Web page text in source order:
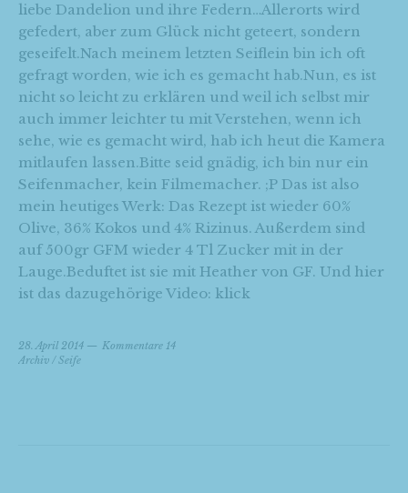
liebe Dandelion und ihre Federn…Allerorts wird
gefedert, aber zum Glück nicht geteert, sondern
geseifelt.Nach meinem letzten Seiflein bin ich oft
gefragt worden, wie ich es gemacht hab.Nun, es ist
nicht so leicht zu erklären und weil ich selbst mir
auch immer leichter tu mit Verstehen, wenn ich
sehe, wie es gemacht wird, hab ich heut die Kamera
mitlaufen lassen.Bitte seid gnädig, ich bin nur ein
Seifenmacher, kein Filmemacher. ;P Das ist also
mein heutiges Werk: Das Rezept ist wieder 60%
Olive, 36% Kokos und 4% Rizinus. Außerdem sind
auf 500gr GFM wieder 4 Tl Zucker mit in der
Lauge.Beduftet ist sie mit Heather von GF. Und hier
ist das dazugehörige Video: klick
28. April 2014
Kommentare 14
Archiv /Seife